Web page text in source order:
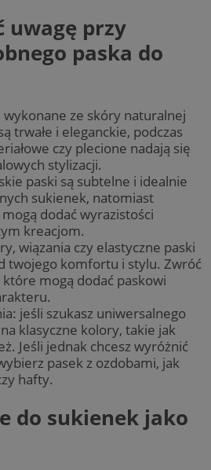
uwagę przy
paska do
wykonane ze skóry naturalnej
trwałe i eleganckie, podczas
czy plecione nadają się
stylizacji.
paski są subtelne i idealnie
sukienek, natomiast
dodać wyrazistości
kreacjom.
wiązania czy elastyczne paski
twojego komfortu i stylu. Zwróć
mogą dodać paskowi
jeśli szukasz uniwersalnego
klasyczne kolory, takie jak
Jeśli jednak chcesz wyróżnić
pasek z ozdobami, jak
hafty.
do sukienek jako